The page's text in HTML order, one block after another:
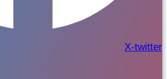
X-twitter